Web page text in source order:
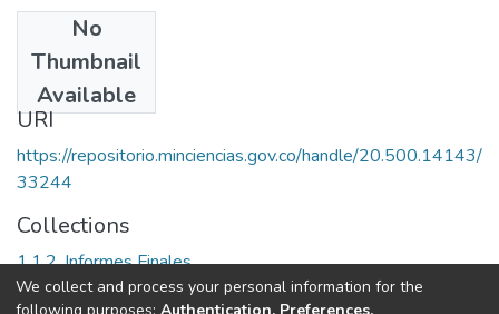
No
Thumbnail
Available
[2008-06-01]
URI
https://repositorio.minciencias.gov.co/handle/20.500.14143/
33244
Collections
1.1.2. Informes Finales
We collect and process your personal information for the